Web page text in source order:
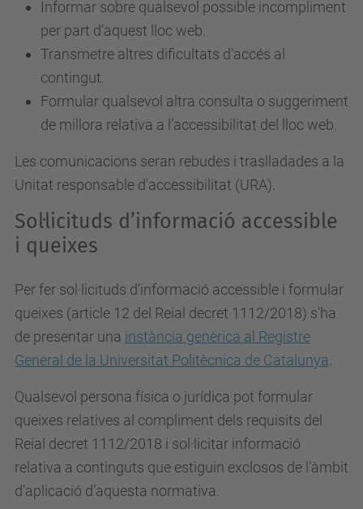
Informar sobre qualsevol possible incompliment
per part d’aquest lloc web.
Transmetre altres dificultats d’accés al
contingut.
Formular qualsevol altra consulta o suggeriment
de millora relativa a l’accessibilitat del lloc web.
Les comunicacions seran rebudes i traslladades a la
Unitat responsable d'accessibilitat (URA).
Sol·licituds d’informació accessible
i queixes
Per fer sol·licituds d’informació accessible i formular
queixes (article 12 del Reial decret 1112/2018) s'ha
de presentar una instància genèrica al Registre
General de la Universitat Politècnica de Catalunya
Qualsevol persona física o jurídica pot formular
queixes relatives al compliment dels requisits del
Reial decret 1112/2018 i sol·licitar informació
relativa a continguts que estiguin exclosos de l’àmbit
d’aplicació d’aquesta normativa.